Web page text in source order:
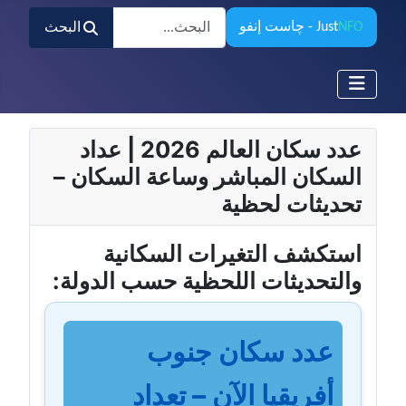
JustNFO - چاست إنفو
البحث
البحث
عدد سكان العالم 2026 | عداد
السكان المباشر وساعة السكان –
تحديثات لحظية
استكشف التغيرات السكانية
والتحديثات اللحظية حسب الدولة:
عدد سكان جنوب
أفريقيا الآن – تعداد